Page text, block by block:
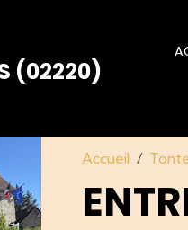
(02220)
Accueil